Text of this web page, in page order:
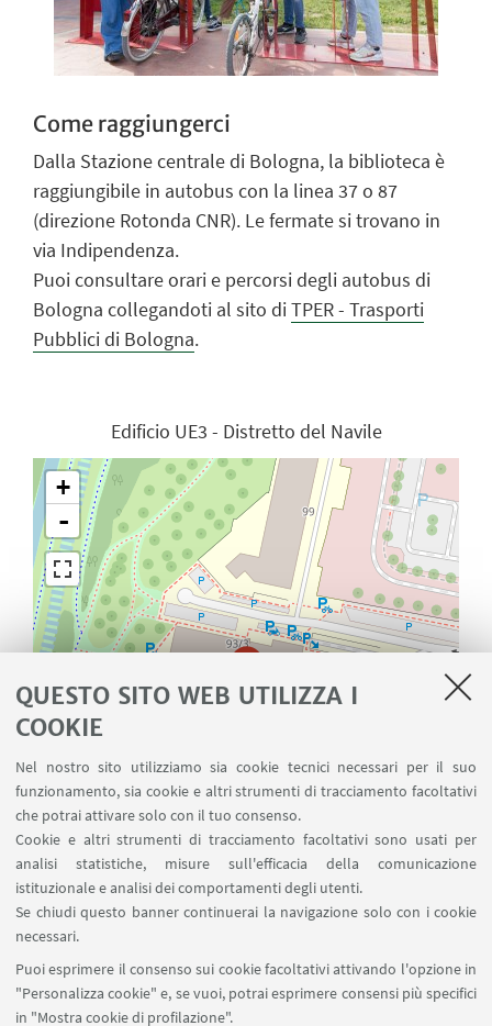
QUESTO SITO WEB UTILIZZA I
COOKIE
Nel nostro sito utilizziamo sia cookie tecnici necessari per il suo
funzionamento, sia cookie e altri strumenti di tracciamento facoltativi
che potrai attivare solo con il tuo consenso.
Cookie e altri strumenti di tracciamento facoltativi sono usati per
analisi statistiche, misure sull'efficacia della comunicazione
istituzionale e analisi dei comportamenti degli utenti.
Se chiudi questo banner continuerai la navigazione solo con i cookie
necessari.
Puoi esprimere il consenso sui cookie facoltativi attivando l'opzione in
"Personalizza cookie" e, se vuoi, potrai esprimere consensi più specifici
in "Mostra cookie di profilazione".
Come raggiungerci
Dalla Stazione centrale di Bologna, la biblioteca è
raggiungibile in autobus con la linea 37 o 87
(direzione Rotonda CNR). Le fermate si trovano in
via Indipendenza.
Puoi consultare orari e percorsi degli autobus di
Bologna collegandoti al sito diTPER - Trasporti
Pubblici di Bologna.
+
-
Leaflet| ©OpenStreetMap
Edificio UE3 - Distretto del Navile